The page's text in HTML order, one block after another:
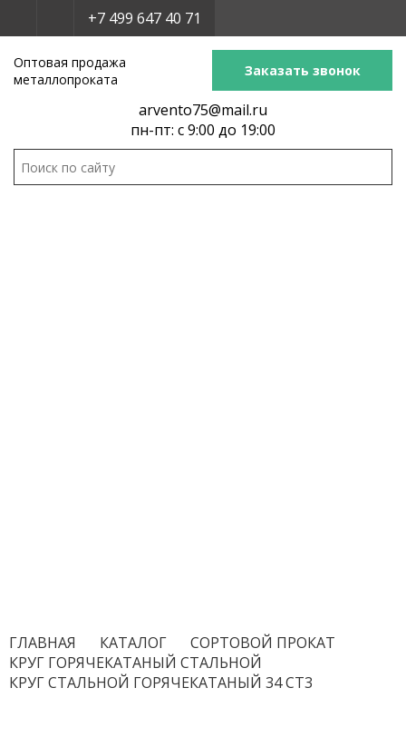
Оптовая продажа
металлопроката
arvento75@mail.ru
пн-пт: с 9:00 до 19:00
Заказать звонок
ГЛАВНАЯ КАТАЛОГ СОРТОВОЙ ПРОКАТ
КРУГ ГОРЯЧЕКАТАНЫЙ СТАЛЬНОЙ
КРУГ СТАЛЬНОЙ ГОРЯЧЕКАТАНЫЙ 34 СТ3
+7 499 647 40 71